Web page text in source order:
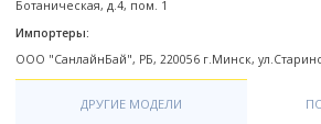
Esbano
Смотреть все
Форма
Угловая
Пьедесталы
Пьедесталы
Полупьедесталы
Karcher
O2 минерал
Насосы
Аккумуляторные воздуходувки
Этажерки, стеллажи, полки
Ботаническая, д.4, пом. 1
Импортеры:
ООО "СанлайнБай", РБ, 220056 г.Минск,
ДРУГИЕ МОДЕЛИ